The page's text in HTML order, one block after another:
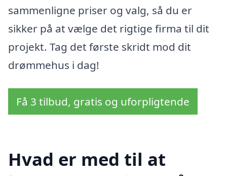
sammenligne priser og valg, så du er
sikker på at vælge det rigtige firma til dit
projekt. Tag det første skridt mod dit
drømmehus i dag!
Få 3 tilbud, gratis og uforpligtende
Hvad er med til at